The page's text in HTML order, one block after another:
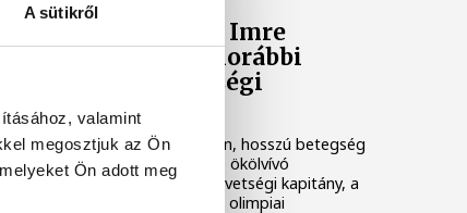
A sütikről
valamint
megosztjuk az Ön
Ön adott meg
Elhunyt Szántó Imre
ökölvívóedző, korábbi
magyar szövetségi
kapitány
Nyolcvankét éves korában, hosszú betegség
után elhunyt Szántó Imre ökölvívó
mesteredző, korábbi szövetségi kapitány, a
mindmáig utolsó magyar olimpiai